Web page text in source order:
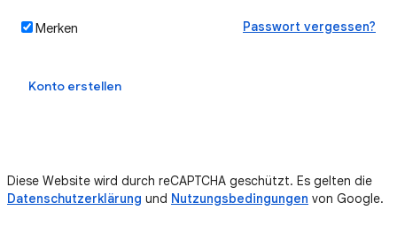
Merken Passwort vergessen?
Konto erstellen
Diese Website wird durch reCAPTCHA geschützt. Es gelten die
Datenschutzerklärung und Nutzungsbedingungen von Google.